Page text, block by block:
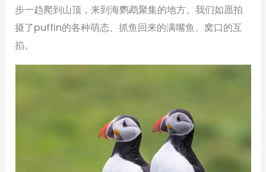
步一趋爬到山顶，来到海鹦鹉聚集的地方。我们如愿拍
摄了puffin的各种萌态、抓鱼回来的满嘴鱼、窝口的互
掐。